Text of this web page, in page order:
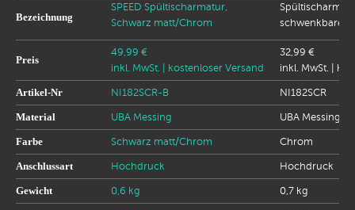
Bezeichnung
SPEED Spültischarmatur,
Schwarz matt/Chrom
schwenkbarer
Preis
49,99 €
inkl. MwSt.
| kostenloser Versand
32,99 €
inkl. MwSt.
|
Artikel-Nr NI182SCR-B NI182SCR
Material UBA Messing UBA Messing
Farbe Schwarz matt/Chrom Chrom
Anschlussart Hochdruck Hochdruck
Gewicht 0,6 kg 0,7 kg